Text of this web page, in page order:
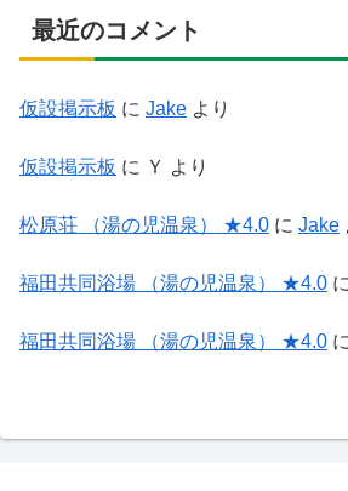
最近のコメント
仮設掲示板 に Jake より
仮設掲示板 に Ｙ より
松原荘 （湯の児温泉） ★4.0 に Jake
福田共同浴場 （湯の児温泉） ★4.0 に
福田共同浴場 （湯の児温泉） ★4.0 に